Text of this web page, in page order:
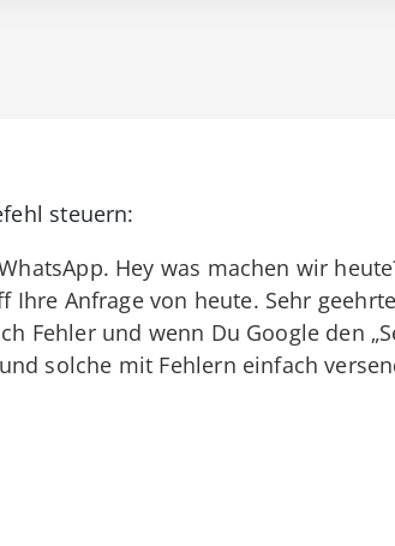
steuern:
Hey was machen wir
Ihre Anfrage von heute. Sehr
Fehler und wenn Du Google den
solche mit Fehlern einfach